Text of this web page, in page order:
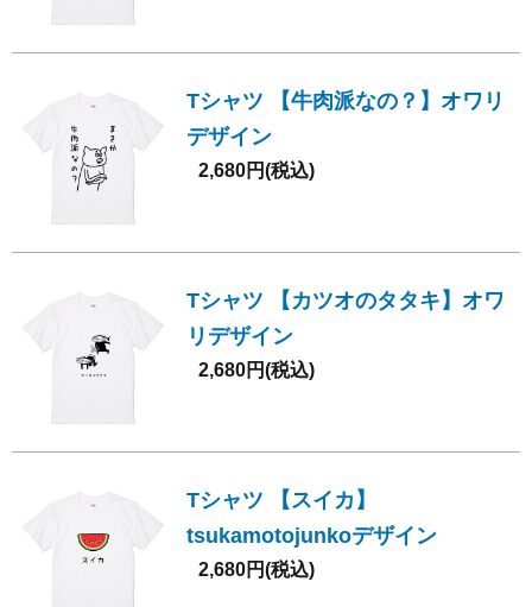
Tシャツ 【牛肉派なの？】オワリ
デザイン
2,680円(税込)
Tシャツ 【カツオのタタキ】オワ
リデザイン
2,680円(税込)
Tシャツ 【スイカ】
tsukamotojunkoデザイン
2,680円(税込)